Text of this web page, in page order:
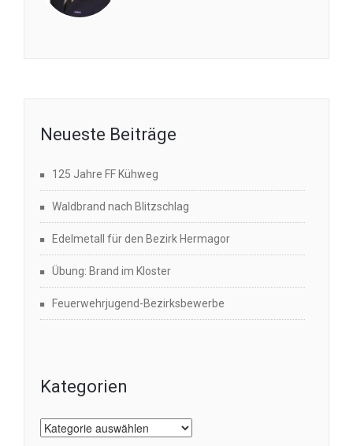
Neueste Beiträge
125 Jahre FF Kühweg
Waldbrand nach Blitzschlag
Edelmetall für den Bezirk Hermagor
Übung: Brand im Kloster
Feuerwehrjugend-Bezirksbewerbe
Kategorien
Kategorien